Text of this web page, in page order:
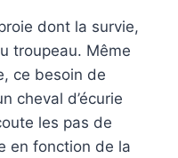
dont la survie,
troupeau. Même
ce besoin de
cheval d’écurie
les pas de
en fonction de la